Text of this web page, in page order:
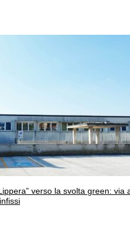
verso la svolta green: via